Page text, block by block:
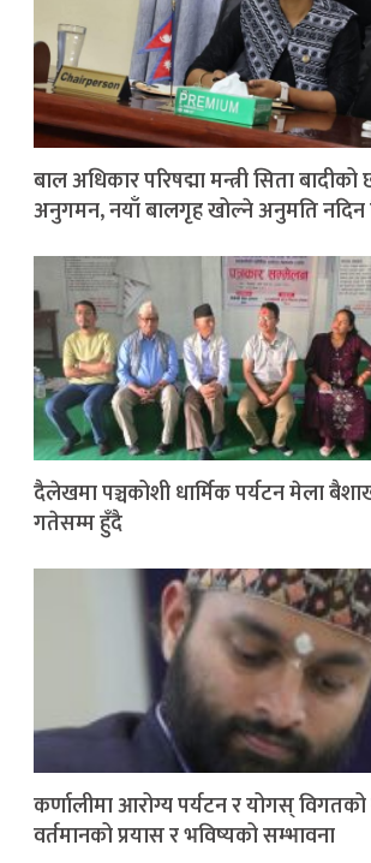
बाल अधिकार परिषद्मा मन्त्री सिता
अनुगमन, नयाँ बालगृह खोल्ने अनुमति नदिन
दैलेखमा पञ्चकोशी धार्मिक पर्यटन मेला
गतेसम्म हुँदै
कर्णालीमा आरोग्य पर्यटन र योगस् विगतको
वर्तमानको प्रयास र भविष्यको सम्भावना